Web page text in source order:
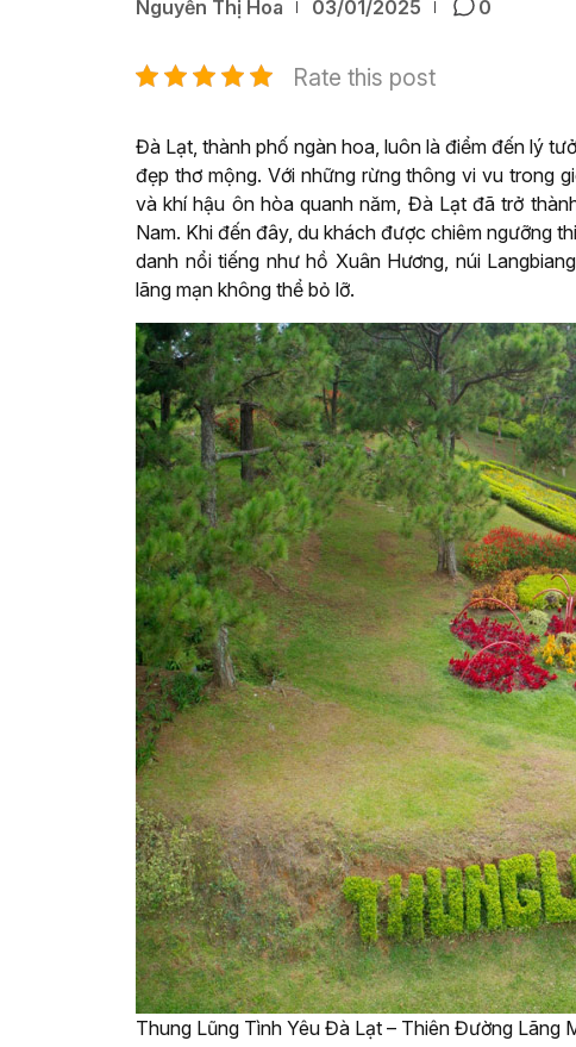
Nguyễn Thị Hoa 03/01/2025 0
Rate this post
Đà Lạt, thành phố ngàn hoa, luôn là điểm đến lý
đẹp thơ mộng. Với những rừng thông vi vu trong
và khí hậu ôn hòa quanh năm, Đà Lạt đã trở
Nam. Khi đến đây, du khách được chiêm ngưỡng
danh nổi tiếng như hồ Xuân Hương, núi
lãng mạn không thể bỏ lỡ.
Thung Lũng Tình Yêu Đà Lạt – Thiên Đường Lãng